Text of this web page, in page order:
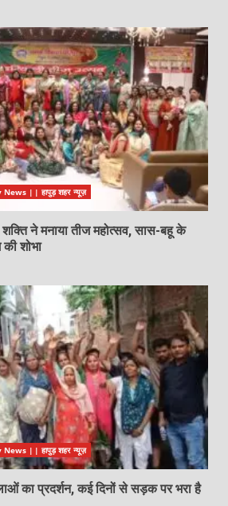
|| हापुड़ शहर न्यूज़
शक्ति ने मनाया तीज महोत्सव, सास-बहू के
शोभा
|| हापुड़ शहर न्यूज़
का प्रदर्शन, कई दिनों से सड़क पर भरा है